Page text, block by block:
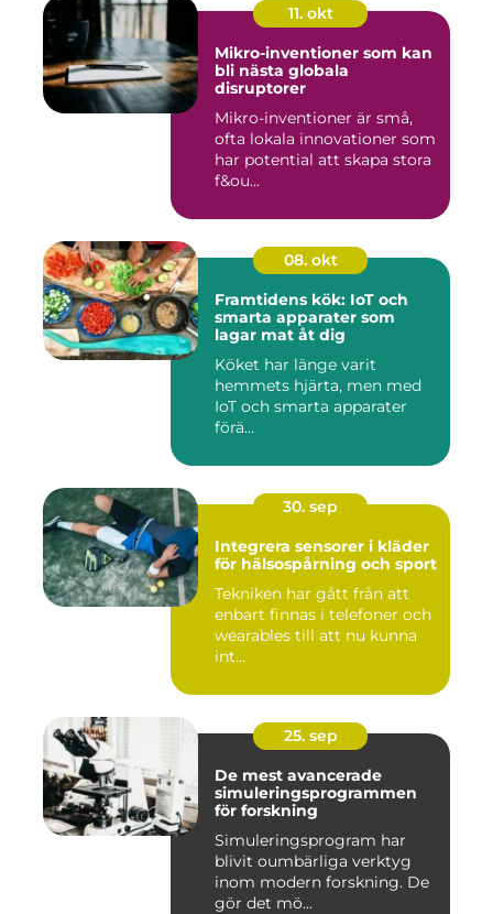
11. okt
Mikro-inventioner som kan
bli nästa globala
disruptorer
Mikro-inventioner är små,
ofta lokala innovationer som
har potential att skapa stora
f&ou...
08. okt
Framtidens kök: IoT och
smarta apparater som
lagar mat åt dig
Köket har länge varit
hemmets hjärta, men med
IoT och smarta apparater
förä...
30. sep
Integrera sensorer i kläder
för hälsospårning och sport
Tekniken har gått från att
enbart finnas i telefoner och
wearables till att nu kunna
int...
25. sep
De mest avancerade
simuleringsprogrammen
för forskning
Simuleringsprogram har
blivit oumbärliga verktyg
inom modern forskning. De
gör det mö...